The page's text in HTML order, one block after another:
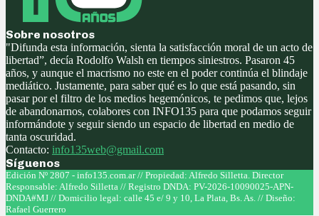
Sobre nosotros
"Difunda esta información, sienta la satisfacción moral de un acto de
libertad”, decía Rodolfo Walsh en tiempos siniestros. Pasaron 45
años, y aunque el macrismo no este en el poder continúa el blindaje
mediático. Justamente, para saber qué es lo que está pasando, sin
pasar por el filtro de los medios hegemónicos, te pedimos que, lejos
de abandonarnos, colabores con INFO135 para que podamos seguir
informándote y seguir siendo un espacio de libertad en medio de
tanta oscuridad.
Contacto: info135web@gmail.com
Síguenos
Facebook
Twitter
Instagram
Youtube
Edición Nº 2807 - info135.com.ar // Propiedad: Alfredo Silletta. Director
Responsable: Alfredo Silletta // Registro DNDA: PV-2026-10090025-APN-
DNDA#MJ // Domicilio legal: calle 45 e/ 9 y 10, La Plata, Bs. As. // Diseño:
Rafael Guerrero